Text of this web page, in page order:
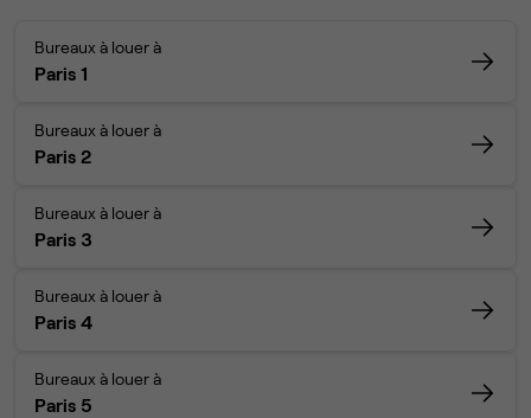
Bureaux à louer à
Paris 1
Bureaux à louer à
Paris 2
Bureaux à louer à
Paris 3
Bureaux à louer à
Paris 4
Bureaux à louer à
Paris 5